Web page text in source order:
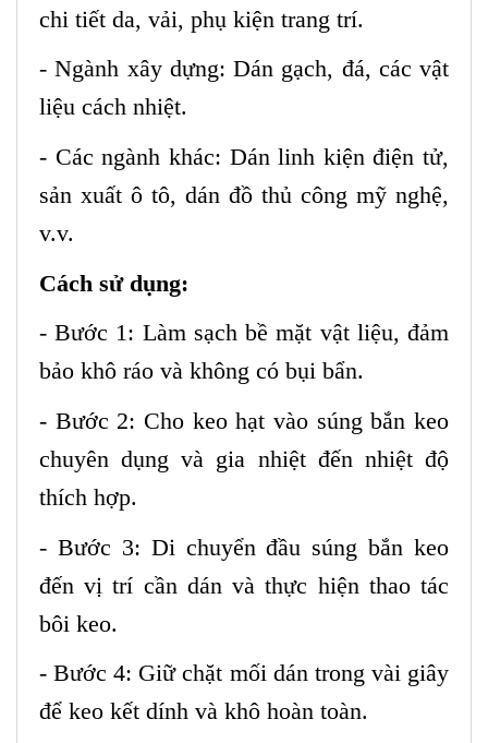
chi tiết da, vải, phụ kiện trang trí.
- Ngành xây dựng: Dán gạch, đá, các vật
liệu cách nhiệt.
- Các ngành khác: Dán linh kiện điện tử,
sản xuất ô tô, dán đồ thủ công mỹ nghệ,
v.v.
Cách sử dụng:
- Bước 1: Làm sạch bề mặt vật liệu, đảm
bảo khô ráo và không có bụi bẩn.
- Bước 2: Cho keo hạt vào súng bắn keo
chuyên dụng và gia nhiệt đến nhiệt độ
thích hợp.
- Bước 3: Di chuyển đầu súng bắn keo
đến vị trí cần dán và thực hiện thao tác
bôi keo.
- Bước 4: Giữ chặt mối dán trong vài giây
để keo kết dính và khô hoàn toàn.